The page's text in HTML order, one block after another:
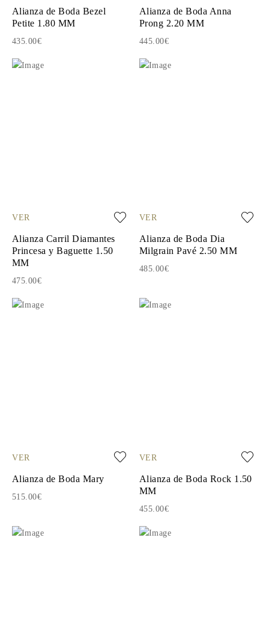
Alianza de Boda Bezel
Petite 1.80 MM
435.00€
Alianza de Boda Anna
Prong 2.20 MM
445.00€
VER
Alianza Carril Diamantes
Princesa y Baguette 1.50
MM
475.00€
VER
Alianza de Boda Dia
Milgrain Pavé 2.50 MM
485.00€
VER
Alianza de Boda Mary
515.00€
VER
Alianza de Boda Rock 1.50
MM
455.00€